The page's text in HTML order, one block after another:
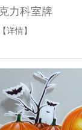
力科室牌
【详情】